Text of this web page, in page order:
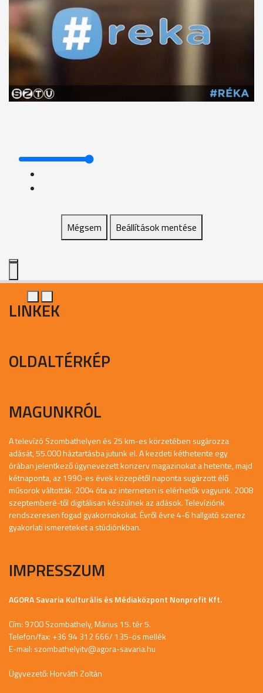
Mégsem Beállítások mentése
LINKEK
OLDALTÉRKÉP
MAGUNKRÓL
A televízó Szombathelyen és 25 km-es körzetében sugározza
adását, 55.000 háztartásba jutunk el. A kezdeti kéthetente egy
órában jelentkező úgynevezett konzerv magazinokat a hetente, majd
kétnaponta, az 1990-es évek közepétől naponta sugárzott élő
műsorok váltották. 2004 óta az interneten is elérhetők vagyunk. 2008
szeptemberé-től digitálisan készülnek az adások. Televíziónk
rendszeresen fogad gyakornokokat. Évről évre 4-6 hallgató szerez
gyakorlati ismereteket a stúdiónkban.
IMPRESSZUM
AGORA Savaria Kulturális és Médiaközpont Nonprofit Kft.
Cím: 9700 Szombathely, Márius 15. tér 5.
Telefon/fax: +36 94 312 666/ 135-ös mellék
E-mail: szombathelyitv@agora-savaria.hu
Ügyvezető: Horváth Zoltán